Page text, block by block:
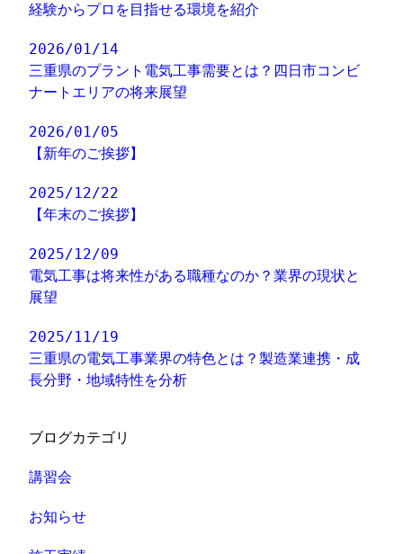
経験からプロを目指せる環境を紹介
2026/01/14
三重県のプラント電気工事需要とは？四日市コンビ
ナートエリアの将来展望
2026/01/05
【新年のご挨拶】
2025/12/22
【年末のご挨拶】
2025/12/09
電気工事は将来性がある職種なのか？業界の現状と
展望
2025/11/19
三重県の電気工事業界の特色とは？製造業連携・成
長分野・地域特性を分析
ブログカテゴリ
講習会
お知らせ